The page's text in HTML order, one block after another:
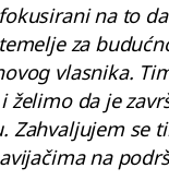
na to
za
vlasnika.
želimo da je
Zahvaljujem se
na